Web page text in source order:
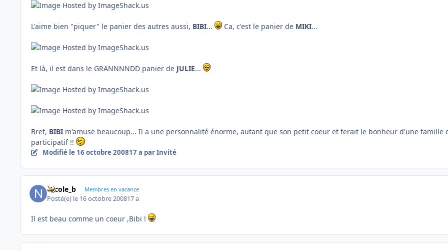
L'aime bien "piquer" le panier des autres aussi, BIBI... Ca, c'est le panier de MIKI...
Et là, il est dans le GRANNNNDD panier de JULIE...
Bref, BIBI m'amuse beaucoup... Il a une personnalité énorme, autant que son petit coeur et ferait le bonheur d'une
participatif !!
Modifié le 16 octobre 200817 a par Invité
Nicole_b Membres en vacance
Posté(e) le 16 octobre 200817 a
Il est beau comme un coeur ,Bibi !